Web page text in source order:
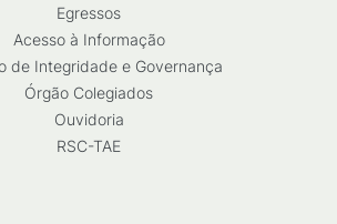
Egressos
Acesso à Informação
de Integridade e Governança
Órgão Colegiados
Ouvidoria
RSC-TAE